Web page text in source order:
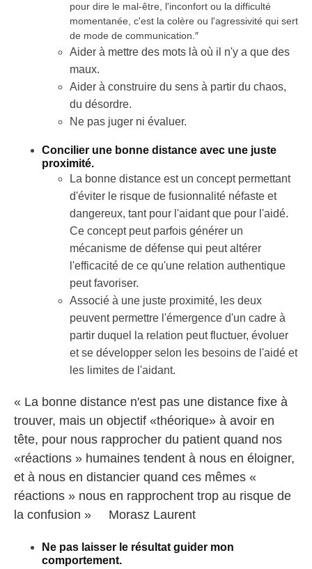
pour dire le mal-être, l'inconfort ou la difficulté
momentanée, c'est la colère ou l'agressivité qui sert
de mode de communication.″
Aider à mettre des mots là où il n'y a que des
maux.
Aider à construire du sens à partir du chaos,
du désordre.
Ne pas juger ni évaluer.
Concilier une bonne distance avec une juste
proximité.
La bonne distance est un concept permettant
d'éviter le risque de fusionnalité néfaste et
dangereux, tant pour l'aidant que pour l'aidé.
Ce concept peut parfois générer un
mécanisme de défense qui peut altérer
l'efficacité de ce qu'une relation authentique
peut favoriser.
Associé à une juste proximité, les deux
peuvent permettre l'émergence d'un cadre à
partir duquel la relation peut fluctuer, évoluer
et se développer selon les besoins de l'aidé et
les limites de l'aidant.
« La bonne distance n'est pas une distance fixe à
trouver, mais un objectif «théorique» à avoir en
tête, pour nous rapprocher du patient quand nos
«réactions » humaines tendent à nous en éloigner,
et à nous en distancier quand ces mêmes «
réactions » nous en rapprochent trop au risque de
la confusion » Morasz Laurent
Ne pas laisser le résultat guider mon
comportement.